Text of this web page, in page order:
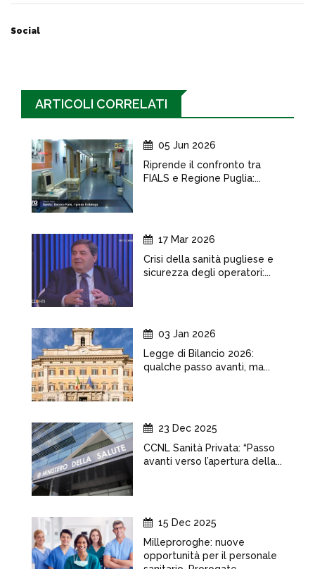
Social
ARTICOLI CORRELATI
05 Jun 2026
Riprende il confronto tra
FIALS e Regione Puglia:...
17 Mar 2026
Crisi della sanità pugliese e
sicurezza degli operatori:...
03 Jan 2026
Legge di Bilancio 2026:
qualche passo avanti, ma...
23 Dec 2025
CCNL Sanità Privata: “Passo
avanti verso l’apertura della...
15 Dec 2025
Milleproroghe: nuove
opportunità per il personale